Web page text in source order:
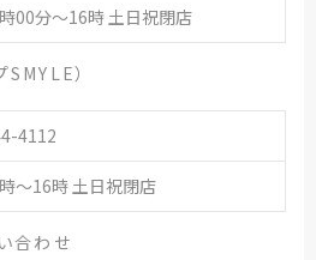
00分～16時 土日祝閉店
SMYLE）
4112
～16時 土日祝閉店
合わせ